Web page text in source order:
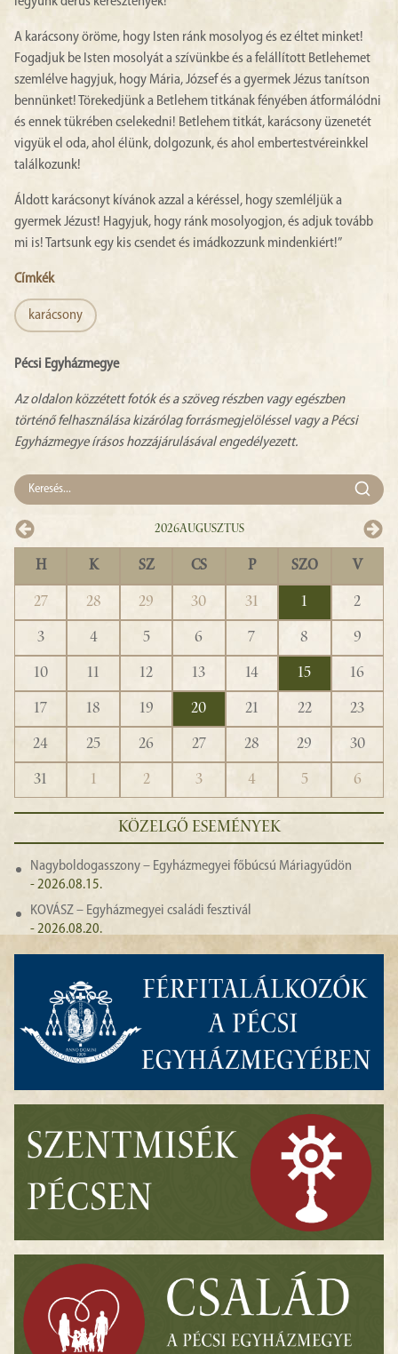
A karácsony öröme, hogy Isten ránk mosolyog és ez éltet minket!
Fogadjuk be Isten mosolyát a szívünkbe és a felállított Betlehemet
szemlélve hagyjuk, hogy Mária, József és a gyermek Jézus tanítson
bennünket! Törekedjünk a Betlehem titkának fényében átformálódni
és ennek tükrében cselekedni! Betlehem titkát, karácsony üzenetét
vigyük el oda, ahol élünk, dolgozunk, és ahol embertestvéreinkkel
találkozunk!
Áldott karácsonyt kívánok azzal a kéréssel, hogy szemléljük a
gyermek Jézust! Hagyjuk, hogy ránk mosolyogjon, és adjuk tovább
mi is! Tartsunk egy kis csendet és imádkozzunk mindenkiért!”
Címkék
karácsony
Pécsi Egyházmegye
Az oldalon közzétett fotók és a szöveg részben vagy egészben
történő felhasználása kizárólag forrásmegjelöléssel vagy a Pécsi
Egyházmegye írásos hozzájárulásával engedélyezett.
2026Augusztus
H K SZ CS P SZO V
27 28 29 30 31 1
2
3
4 5 6 7 8
9
10
11 12 13 14 15
16
17
18 19 20 21 22
23
24
25 26 27 28 29
30
31
1 2 3 4 5 6
KÖZELGŐ ESEMÉNYEK
Nagyboldogasszony – Egyházmegyei főbúcsú Máriagyűdön
- 2026.08.15.
KOVÁSZ – Egyházmegyei családi fesztivál
- 2026.08.20.